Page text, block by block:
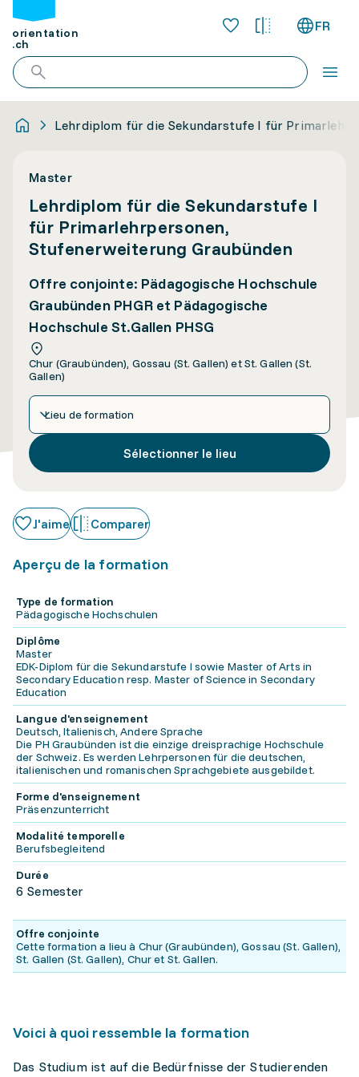
orientation
.ch
FR
Lehrdiplom für die Sekundarstufe I für
Master
Lehrdiplom für die Sekundarstufe I
für Primarlehrpersonen,
Stufenerweiterung Graubünden
Offre conjointe: Pädagogische Hochschule
Graubünden PHGR et Pädagogische
Hochschule St.Gallen PHSG
Chur (Graubünden), Gossau (St. Gallen) et St. Gallen (St.
Gallen)
Lieu de formation
Sélectionner le lieu
J'aime Comparer
Aperçu de la formation
Type de formation
Pädagogische Hochschulen
Diplôme
Master
EDK-Diplom für die Sekundarstufe I sowie Master of Arts in
Secondary Education resp. Master of Science in Secondary
Education
Langue d'enseignement
Deutsch, Italienisch, Andere Sprache
Die PH Graubünden ist die einzige dreisprachige Hochschule
der Schweiz. Es werden Lehrpersonen für die deutschen,
italienischen und romanischen Sprachgebiete ausgebildet.
Forme d'enseignement
Präsenzunterricht
Modalité temporelle
Berufsbegleitend
Durée
6 Semester
Offre conjointe
Cette formation a lieu à Chur (Graubünden), Gossau (St. Gallen),
St. Gallen (St. Gallen), Chur et St. Gallen.
Voici à quoi ressemble la formation
Das Studium ist auf die Bedürfnisse der Studierenden